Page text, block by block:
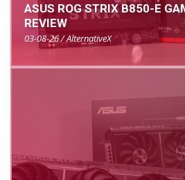
ASUS ROG STRIX B850-E
REVIEW
03-08-26 / AlternativeX